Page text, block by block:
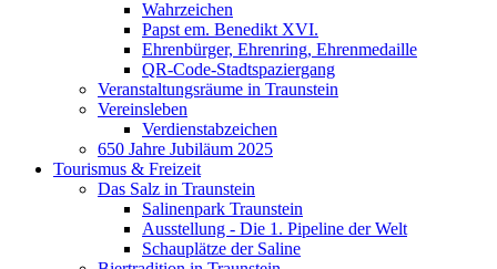
Wahrzeichen
Papst em. Benedikt XVI.
Ehrenbürger, Ehrenring, Ehrenmedaille
QR-Code-Stadtspaziergang
Veranstaltungsräume in Traunstein
Vereinsleben
Verdienstabzeichen
650 Jahre Jubiläum 2025
Tourismus & Freizeit
Das Salz in Traunstein
Salinenpark Traunstein
Ausstellung - Die 1. Pipeline der Welt
Schauplätze der Saline